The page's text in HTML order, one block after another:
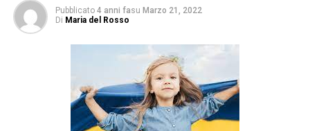
Pubblicato 4 anni fasu Marzo 21, 2022
Di Maria del Rosso